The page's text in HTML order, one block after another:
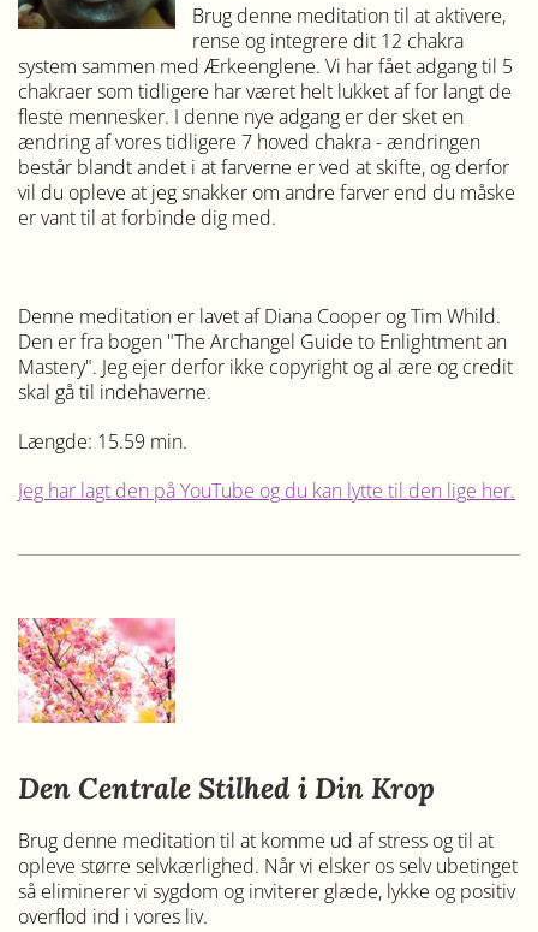
Brug denne meditation til at aktivere,
rense og integrere dit 12 chakra
system sammen med Ærkeenglene. Vi har fået adgang til 5
chakraer som tidligere har været helt lukket af for langt de
fleste mennesker. I denne nye adgang er der sket en
ændring af vores tidligere 7 hoved chakra - ændringen
består blandt andet i at farverne er ved at skifte, og derfor
vil du opleve at jeg snakker om andre farver end du måske
er vant til at forbinde dig med.
Denne meditation er lavet af Diana Cooper og Tim Whild.
Den er fra bogen "The Archangel Guide to Enlightment an
Mastery". Jeg ejer derfor ikke copyright og al ære og credit
skal gå til indehaverne.
Længde: 15.59 min.
Jeg har lagt den på YouTube og du kan lytte til den lige her.
Den Centrale Stilhed i Din Krop
Brug denne meditation til at komme ud af stress og til at
opleve større selvkærlighed. Når vi elsker os selv ubetinget
så eliminerer vi sygdom og inviterer glæde, lykke og positiv
overflod ind i vores liv.